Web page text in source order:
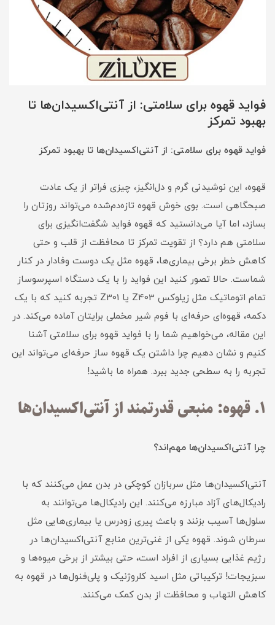
فواید قهوه برای سلامتی: از آنتی‌اکسیدان‌ها تا
بهبود تمرکز
فواید قهوه برای سلامتی: از آنتی‌اکسیدان‌ها تا بهبود تمرکز
قهوه، این نوشیدنی گرم و دل‌انگیز، چیزی فراتر از یک عادت
صبحگاهی است. بوی خوش قهوه تازه‌دم‌شده می‌تواند روزتان را
بسازد، اما آیا می‌دانستید که قهوه فواید شگفت‌انگیزی برای
سلامتی هم دارد؟ از تقویت تمرکز تا محافظت از قلب و حتی
کاهش خطر برخی بیماری‌ها، قهوه مثل یک دوست وفادار در کنار
شماست. حالا تصور کنید این فواید را با یک دستگاه اسپرسوساز
تمام اتوماتیک مثل زیلوکس Z403 یا Z301 تجربه کنید که با یک
دکمه، قهوه‌ای حرفه‌ای با فوم شیر مخملی برایتان آماده می‌کند. در
این مقاله، می‌خواهیم شما را با فواید قهوه برای سلامتی آشنا
کنیم و نشان دهیم چرا داشتن یک قهوه ساز حرفه‌ای می‌تواند این
تجربه را به سطحی جدید ببرد. همراه ما باشید!
۱. قهوه: منبعی قدرتمند از آنتی‌اکسیدان‌ها
چرا آنتی‌اکسیدان‌ها مهم‌اند؟
آنتی‌اکسیدان‌ها مثل سربازان کوچکی در بدن عمل می‌کنند که با
رادیکال‌های آزاد مبارزه می‌کنند. این رادیکال‌ها می‌توانند به
سلول‌ها آسیب بزنند و باعث پیری زودرس یا بیماری‌هایی مثل
سرطان شوند. قهوه یکی از غنی‌ترین منابع آنتی‌اکسیدان‌ها در
رژیم غذایی بسیاری از افراد است، حتی بیشتر از برخی میوه‌ها و
سبزیجات! ترکیباتی مثل اسید کلروژنیک و پلی‌فنول‌ها در قهوه به
کاهش التهاب و محافظت از بدن کمک می‌کنند.